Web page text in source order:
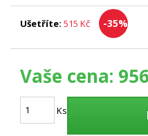
Ušetříte: 515 Kč -35%
Vaše cena:
Ks